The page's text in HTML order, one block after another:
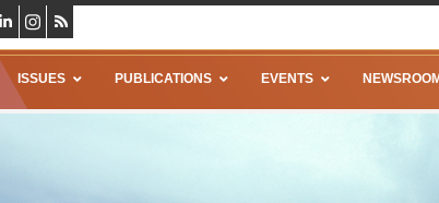
ISSUES PUBLICATIONS EVENTS NEWSROOM